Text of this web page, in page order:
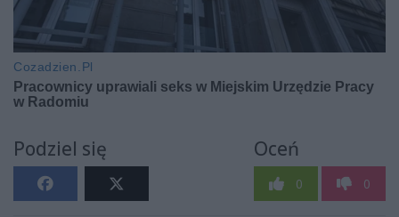
Podziel się Oceń
0 0